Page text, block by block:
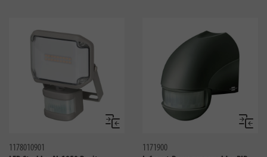
Vergleichen
1178010901
1171900